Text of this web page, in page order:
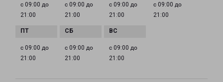
с 09:00 до
21:00
с 09:00 до
21:00
с 09:00 до
21:00
с 09:00 до
21:00
с 09:00 до
21:00
с 09:00 до
21:00
с 09:00 до
21:00